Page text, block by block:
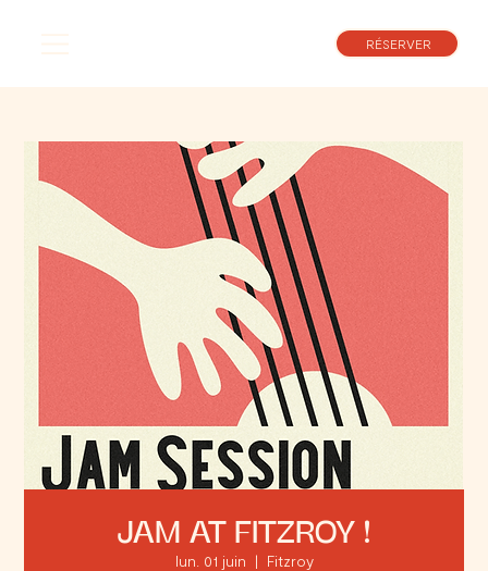
RÉSERVER
JAM AT FITZROY !
lun. 01 juin
  |
Fitzroy